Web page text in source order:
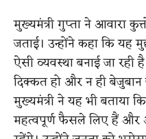
मुख्यमंत्री गुप्ता ने आवारा
जताई। उन्होंने कहा कि यह
ऐसी व्यवस्था बनाई जा
दिक्कत हो और न ही
मुख्यमंत्री ने यह भी
महत्वपूर्ण फैसले लिए हैं और